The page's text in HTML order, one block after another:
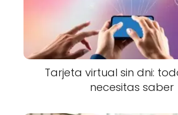
Tarjeta virtual sin dni:
necesitas saber